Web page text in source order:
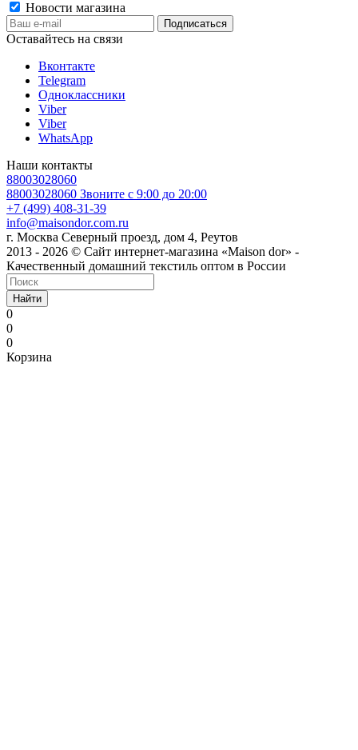
Новости магазина
Оставайтесь на связи
Вконтакте
Telegram
Одноклассники
Viber
Viber
WhatsApp
Наши контакты
88003028060
88003028060 Звоните с 9:00 до 20:00
+7 (499) 408-31-39
info@maisondor.com.ru
г. Москва Северный проезд, дом 4, Реутов
2013 - 2026 © Сайт интернет-магазина «Maison dor» -
Качественный домашний текстиль оптом в России
Найти
0
0
0
Корзина